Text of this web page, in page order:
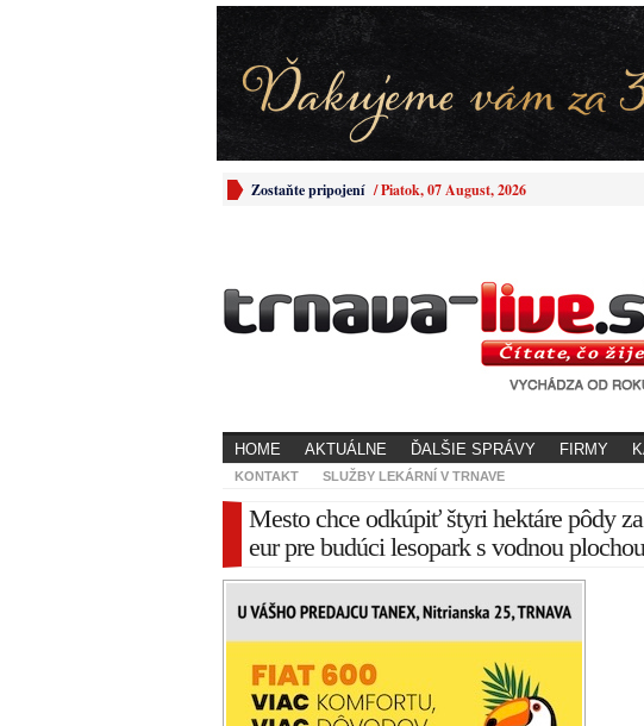
Zostaňte pripojení /Piatok, 07 August, 2026
HOME AKTUÁLNE ĎALŠIE SPRÁVY FIRMY
KONTAKT SLUŽBY LEKÁRNÍ V TRNAVE
Mesto chce odkúpiť štyri hektáre pôdy
eur pre budúci lesopark s vodnou plochou